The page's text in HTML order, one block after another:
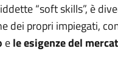
“soft skills”, è
dei propri impiegati,
ele esigenze del